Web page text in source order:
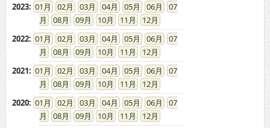
2023: 01 02 03 04 05 06
07
08
09 10 11
12
2022: 01 02 03 04 05 06
07
08
09 10 11
12
2021: 01 02 03 04 05 06
07
08
09 10 11
12
2020: 01 02 03 04 05 06
07
08
09 10 11
12